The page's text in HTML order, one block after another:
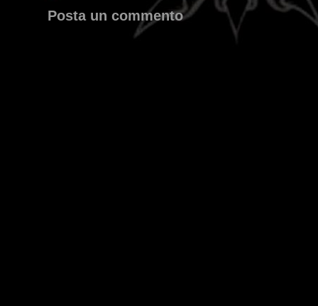
Posta un commento